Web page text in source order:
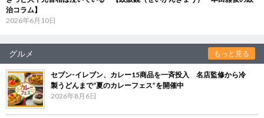
治コラム】
2026年6月10日
グルメ もっと見る
セブン‐イレブン、カレー15商品を一斉投入 名店監修から冷
製うどんまで“夏のカレーフェス”を開催中
2026年8月6日